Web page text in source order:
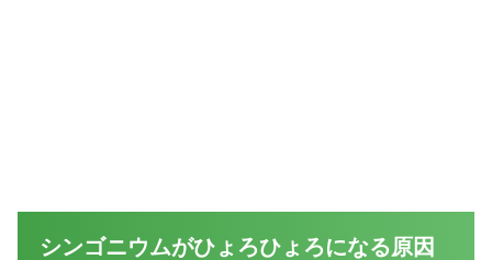
シンゴニウムがひょろひょろになる原因